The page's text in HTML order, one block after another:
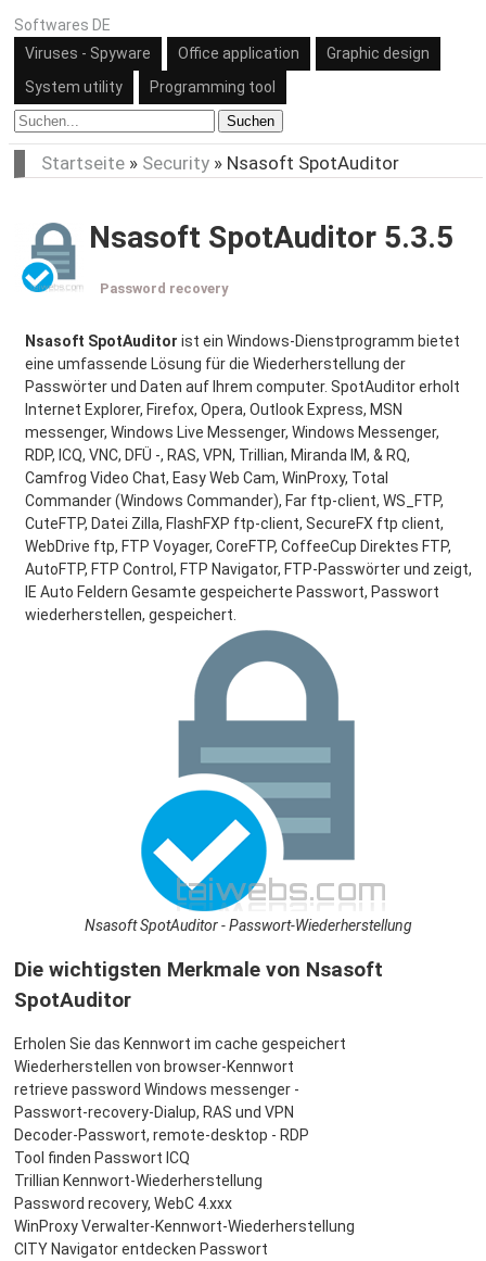
Softwares DE
Viruses - Spyware
Office application
Graphic design
System utility
Programming tool
Suchen
Startseite » Security » Nsasoft SpotAuditor
Nsasoft SpotAuditor 5.3.5
Password recovery
Nsasoft SpotAuditor ist ein Windows-Dienstprogramm bietet
eine umfassende Lösung für die Wiederherstellung der
Passwörter und Daten auf Ihrem computer. SpotAuditor erholt
Internet Explorer, Firefox, Opera, Outlook Express, MSN
messenger, Windows Live Messenger, Windows Messenger,
RDP, ICQ, VNC, DFÜ -, RAS, VPN, Trillian, Miranda IM, & RQ,
Camfrog Video Chat, Easy Web Cam, WinProxy, Total
Commander (Windows Commander), Far ftp-client, WS_FTP,
CuteFTP, Datei Zilla, FlashFXP ftp-client, SecureFX ftp client,
WebDrive ftp, FTP Voyager, CoreFTP, CoffeeCup Direktes FTP,
AutoFTP, FTP Control, FTP Navigator, FTP-Passwörter und zeigt,
IE Auto Feldern Gesamte gespeicherte Passwort, Passwort
wiederherstellen, gespeichert.
Nsasoft SpotAuditor - Passwort-Wiederherstellung
Die wichtigsten Merkmale von Nsasoft
SpotAuditor
Erholen Sie das Kennwort im cache gespeichert
Wiederherstellen von browser-Kennwort
retrieve password Windows messenger -
Passwort-recovery-Dialup, RAS und VPN
Decoder-Passwort, remote-desktop - RDP
Tool finden Passwort ICQ
Trillian Kennwort-Wiederherstellung
Password recovery, WebC 4.xxx
WinProxy Verwalter-Kennwort-Wiederherstellung
CITY Navigator entdecken Passwort